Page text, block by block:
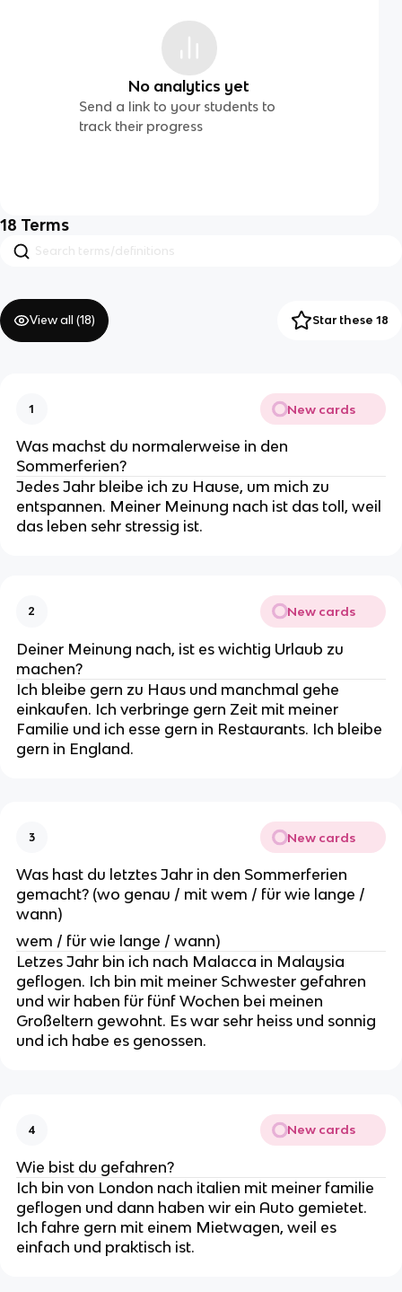
No analytics yet
Send a link to your students to
track their progress
18 Terms
View all (18) Star these 18
1 New cards
Was machst du normalerweise in den
Sommerferien?
Jedes Jahr bleibe ich zu Hause, um mich zu
entspannen. Meiner Meinung nach ist das toll, weil
das leben sehr stressig ist.
2 New cards
Deiner Meinung nach, ist es wichtig Urlaub zu
machen?
Ich bleibe gern zu Haus und manchmal gehe
einkaufen. Ich verbringe gern Zeit mit meiner
Familie und ich esse gern in Restaurants. Ich bleibe
gern in England.
3 New cards
Was hast du letztes Jahr in den Sommerferien
gemacht? (wo genau / mit wem / für wie lange /
wann)
wem / für wie lange / wann)
Letzes Jahr bin ich nach Malacca in Malaysia
geflogen. Ich bin mit meiner Schwester gefahren
und wir haben für fünf Wochen bei meinen
Großeltern gewohnt. Es war sehr heiss und sonnig
und ich habe es genossen.
4 New cards
Wie bist du gefahren?
Ich bin von London nach italien mit meiner familie
geflogen und dann haben wir ein Auto gemietet.
Ich fahre gern mit einem Mietwagen, weil es
einfach und praktisch ist.